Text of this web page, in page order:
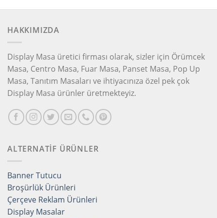
HAKKIMIZDA
Display Masa üretici firması olarak, sizler için Örümcek
Masa, Centro Masa, Fuar Masa, Panset Masa, Pop Up
Masa, Tanıtım Masaları ve ihtiyacınıza özel pek çok
Display Masa ürünler üretmekteyiz.
ALTERNATİF ÜRÜNLER
Banner Tutucu
Broşürlük Ürünleri
Çerçeve Reklam Ürünleri
Display Masalar